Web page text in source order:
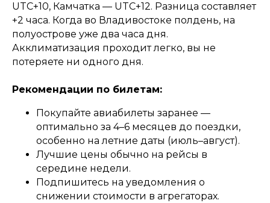
UTC+10, Камчатка — UTC+12. Разница составляет
+2 часа. Когда во Владивостоке полдень, на
полуострове уже два часа дня.
Акклиматизация проходит легко, вы не
потеряете ни одного дня.
Рекомендации по билетам:
Покупайте авиабилеты заранее —
оптимально за 4–6 месяцев до поездки,
особенно на летние даты (июль–август).
Лучшие цены обычно на рейсы в
середине недели.
Подпишитесь на уведомления о
снижении стоимости в агрегаторах.